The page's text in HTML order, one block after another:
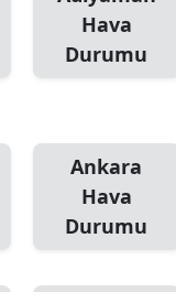
Hava
Durumu
Ankara
Hava
Durumu